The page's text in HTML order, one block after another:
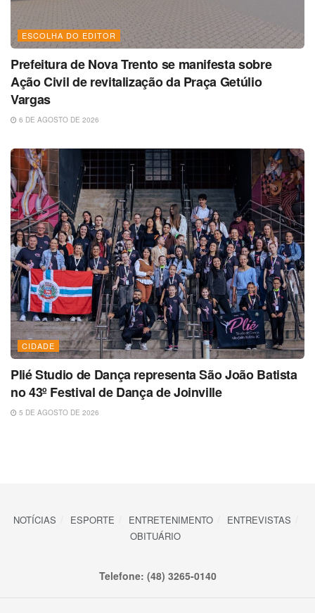
ESCOLHA DO EDITOR
Prefeitura de Nova Trento se manifesta sobre
Ação Civil de revitalização da Praça Getúlio
Vargas
6 DE AGOSTO DE 2026
CIDADE
Plié Studio de Dança representa São João Batista
no 43º Festival de Dança de Joinville
5 DE AGOSTO DE 2026
NOTÍCIAS ESPORTE ENTRETENIMENTO
ENTREVISTAS
OBITUÁRIO
Telefone: (48) 3265-0140